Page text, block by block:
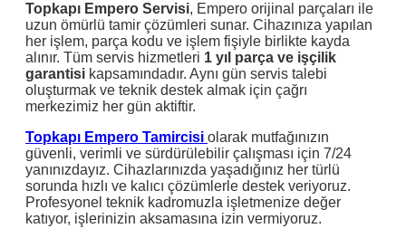
Topkapı Empero Servisi, Empero orijinal parçaları ile
uzun ömürlü tamir çözümleri sunar. Cihazınıza yapılan
her işlem, parça kodu ve işlem fişiyle birlikte kayda
alınır. Tüm servis hizmetleri 1 yıl parça ve işçilik
garantisi kapsamındadır. Aynı gün servis talebi
oluşturmak ve teknik destek almak için çağrı
merkezimiz her gün aktiftir.
Topkapı Empero Tamircisi olarak mutfağınızın
güvenli, verimli ve sürdürülebilir çalışması için 7/24
yanınızdayız. Cihazlarınızda yaşadığınız her türlü
sorunda hızlı ve kalıcı çözümlerle destek veriyoruz.
Profesyonel teknik kadromuzla işletmenize değer
katıyor, işlerinizin aksamasına izin vermiyoruz.